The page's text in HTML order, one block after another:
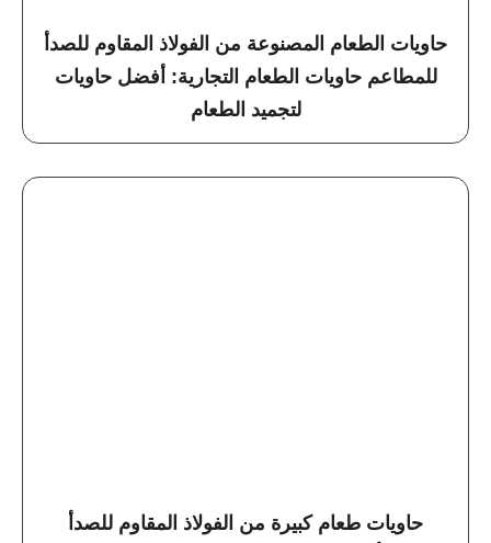
حاويات الطعام المصنوعة من الفولاذ المقاوم للصدأ
للمطاعم حاويات الطعام التجارية: أفضل حاويات
لتجميد الطعام
حاويات طعام كبيرة من الفولاذ المقاوم للصدأ